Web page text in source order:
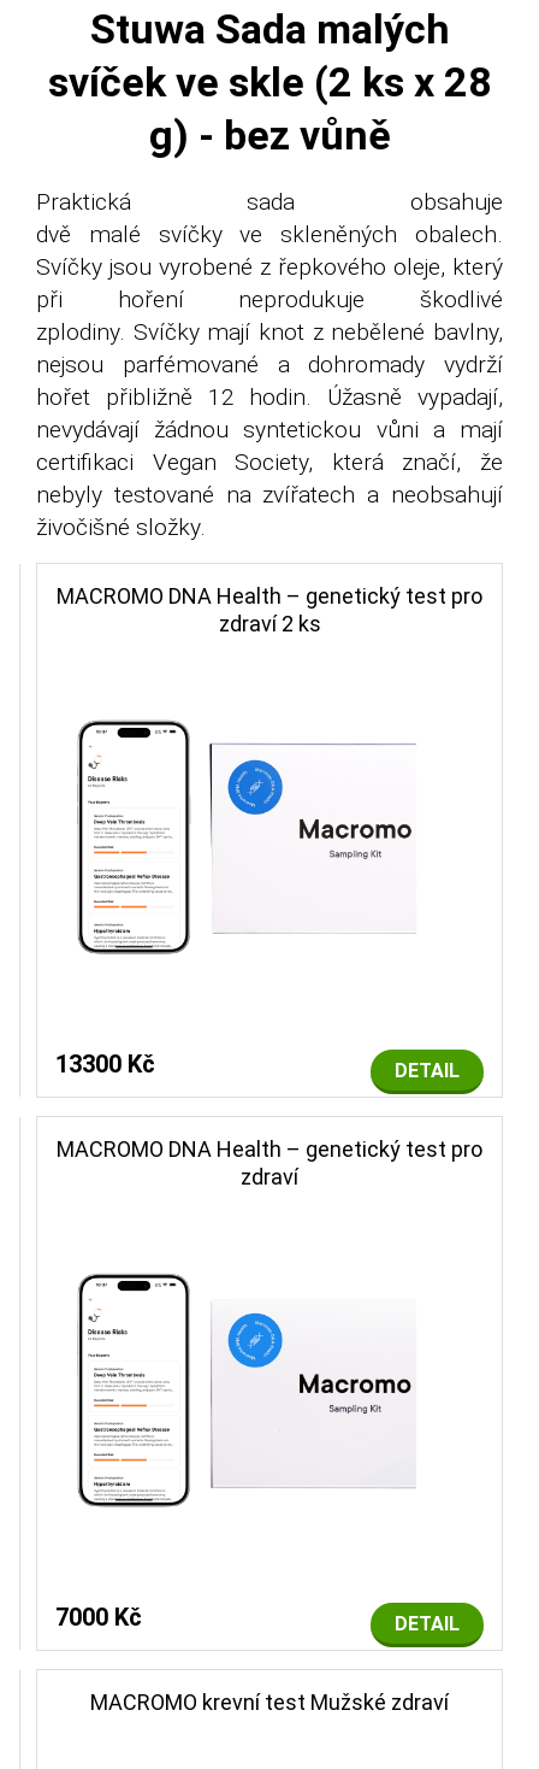
Stuwa Sada malých
svíček ve skle (2 ks x 28
g) - bez vůně
Praktická sada obsahuje
dvě malé svíčky ve skleněných obalech.
Svíčky jsou vyrobené z řepkového oleje, který
při hoření neprodukuje škodlivé
zplodiny. Svíčky mají knot z nebělené bavlny,
nejsou parfémované a dohromady vydrží
hořet přibližně 12 hodin. Úžasně vypadají,
nevydávají žádnou syntetickou vůni a mají
certifikaci Vegan Society, která značí, že
nebyly testované na zvířatech a neobsahují
živočišné složky.
MACROMO DNA Health – genetický test pro
zdraví 2 ks
DETAIL
13300 Kč
MACROMO DNA Health – genetický test pro
zdraví
DETAIL
7000 Kč
MACROMO krevní test Mužské zdraví